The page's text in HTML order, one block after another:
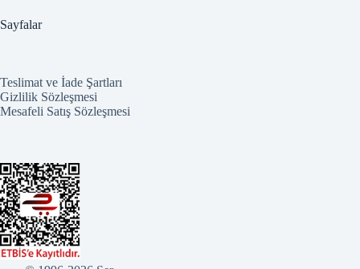
Sayfalar
Teslimat ve İade Şartları
Gizlilik Sözleşmesi
Mesafeli Satış Sözleşmesi